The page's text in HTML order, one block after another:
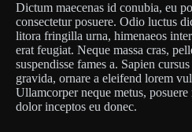
Dictum maecenas id conubia, eu
consectetur posuere. Odio luctus
litora fringilla urna, himenaeos
erat feugiat. Neque massa cras,
suspendisse fames a. Sapien
gravida, ornare a eleifend lorem
Ullamcorper neque metus,
dolor inceptos eu donec.